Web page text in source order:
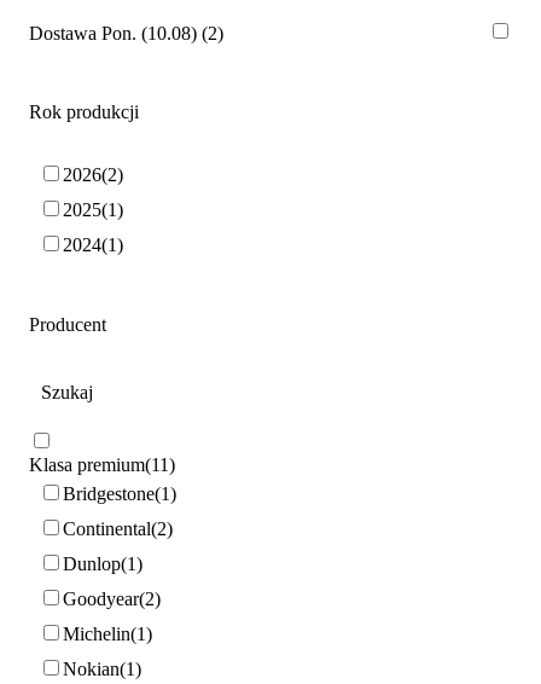
Dostawa Pon. (10.08) 2
Rok produkcji
2026 2
2025 1
2024 1
Producent
Klasa premium 11
Bridgestone 1
Continental 2
Dunlop 1
Goodyear 2
Michelin 1
Nokian 1